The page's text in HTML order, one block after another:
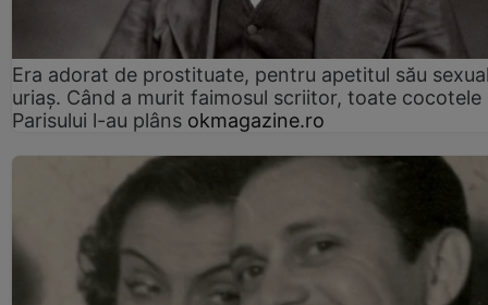
Era adorat de prostituate, pentru apetitul său
uriaș. Când a murit faimosul scriitor, toate cocotele
Parisului l-au plâns okmagazine.ro